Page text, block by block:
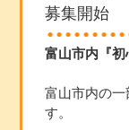
募集開始
富山市内『初
富山市内の
す。